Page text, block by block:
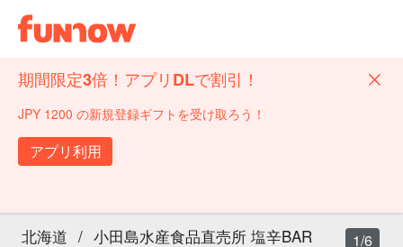
期間限定3倍！アプリDLで割引！
JPY 1200 の新規登録ギフトを受け取ろう！
アプリ利用
北海道 / 小田島水産食品直売所 塩辛BAR 1/6